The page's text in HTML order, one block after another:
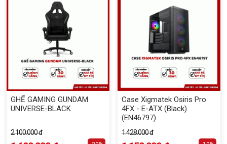
GHẾ GAMING GUNDAM
UNIVERSE-BLACK
2.100.000 đ
Case Xigmatek Osiris Pro
4FX - E-ATX (Black)
(EN46797)
1.428.000 đ